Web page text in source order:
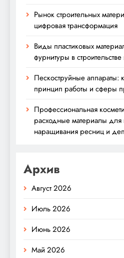
Рынок строительных
цифровая трансформация
Виды пластиковых
фурнитуры в
Пескоструйные аппараты:
принцип работы и сферы
Профессиональная
расходные материалы для
наращивания ресниц и
Архив
Август 2026
Июль 2026
Июнь 2026
Май 2026